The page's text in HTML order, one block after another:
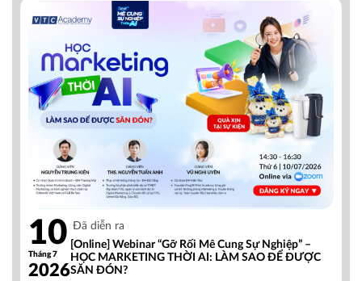
10
Tháng 7
2026
Đã diễn ra
[Online] Webinar “Gỡ Rối Mê Cung Sự Nghiệp” –
HỌC MARKETING THỜI AI: LÀM SAO ĐỂ ĐƯỢC
SĂN ĐÓN?